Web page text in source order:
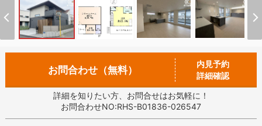
お問合わせ（無料）
内見予約
詳細確認
詳細を知りたい方、お問合せはお気軽に！
お問合わせNO:RHS-B01836-026547